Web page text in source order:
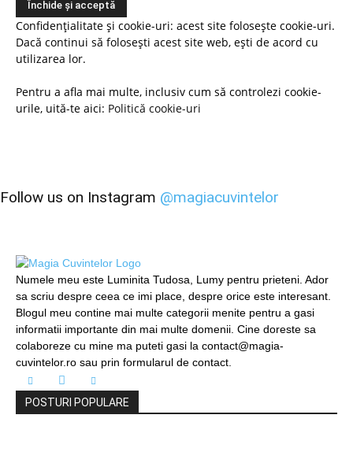
Confidențialitate și cookie-uri: acest site folosește cookie-uri.
Dacă continui să folosești acest site web, ești de acord cu
utilizarea lor.
Pentru a afla mai multe, inclusiv cum să controlezi cookie-
urile, uită-te aici: Politică cookie-uri
Follow us on Instagram @magiacuvintelor
Numele meu este Luminita Tudosa, Lumy pentru prieteni. Ador
sa scriu despre ceea ce imi place, despre orice este interesant.
Blogul meu contine mai multe categorii menite pentru a gasi
informatii importante din mai multe domenii. Cine doreste sa
colaboreze cu mine ma puteti gasi la contact@magia-
cuvintelor.ro sau prin formularul de contact.
POSTURI POPULARE